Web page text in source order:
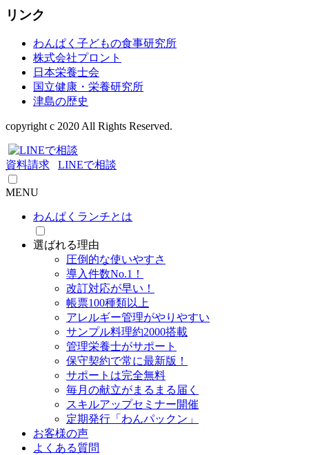
リンク
わんぱく子どもの食事研究所
株式会社プロント
日本栄養士会
国立健康・栄養研究所
津島の歴史
copyright c 2020 All Rights Reserved.
資料請求 LINEで相談
MENU
わんぱくランチとは
選ばれる理由
圧倒的な使いやすさ
導入件数No.1！
改訂対応が早い！
帳票100種類以上
アレルギー管理がやりやすい
サンプル料理約2000搭載
管理栄養士がサポート
保守契約で常に最新版！
サポートは完全無料
毎月の献立がまるまる届く
スキルアップセミナー開催
定期発行「わんパックン」
お客様の声
よくある質問